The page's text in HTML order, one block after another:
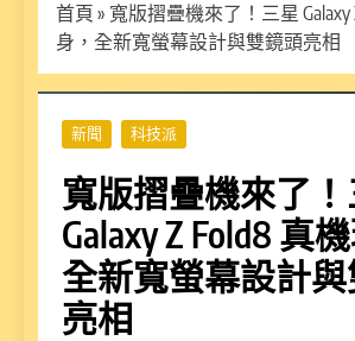
首頁 » 寬版摺疊機來了！三星 Galaxy
身，全新寬螢幕設計與雙鏡頭亮相
新聞 科技派
寬版摺疊機來了
Galaxy Z Fold8 真
全新寬螢幕設計
亮相